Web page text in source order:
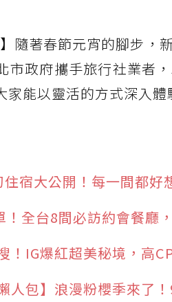
隨著春節元宵的腳步，
市政府攜手旅行社業者
家能以靈活的方式深入體
宿大公開！每一間都好
！全台8間必訪約會餐廳
！IG爆紅超美秘境，高
人包】浪漫粉櫻季來了